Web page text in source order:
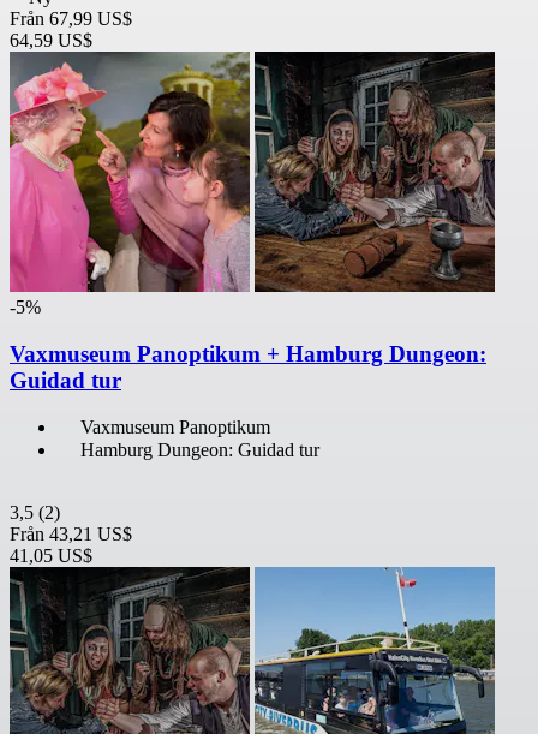
Från 67,99 US$
64,59 US$
-5%
Vaxmuseum Panoptikum + Hamburg Dungeon:
Guidad tur
Vaxmuseum Panoptikum
Hamburg Dungeon: Guidad tur
3,5 (2)
Från 43,21 US$
41,05 US$